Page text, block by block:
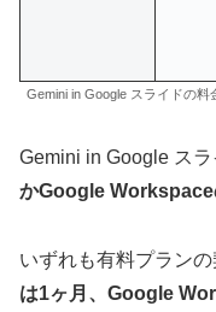
Gemini in Google スライドの料
Gemini in Google スラ
かGoogle Workspace
いずれも有料プランの
は1ヶ月、Google